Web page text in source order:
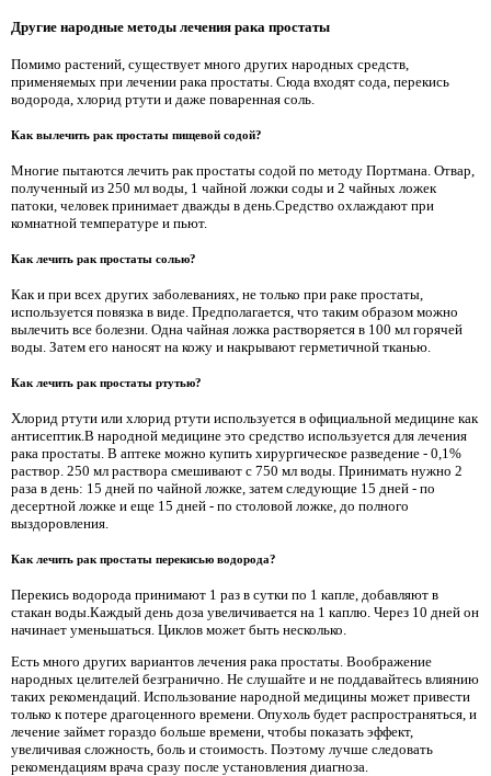
Другие народные методы лечения рака простаты
Помимо растений, существует много других народных средств,
применяемых при лечении рака простаты. Сюда входят сода, перекись
водорода, хлорид ртути и даже поваренная соль.
Как вылечить рак простаты пищевой содой?
Многие пытаются лечить рак простаты содой по методу Портмана. Отвар,
полученный из 250 мл воды, 1 чайной ложки соды и 2 чайных ложек
патоки, человек принимает дважды в день.Средство охлаждают при
комнатной температуре и пьют.
Как лечить рак простаты солью?
Как и при всех других заболеваниях, не только при раке простаты,
используется повязка в виде. Предполагается, что таким образом можно
вылечить все болезни. Одна чайная ложка растворяется в 100 мл горячей
воды. Затем его наносят на кожу и накрывают герметичной тканью.
Как лечить рак простаты ртутью?
Хлорид ртути или хлорид ртути используется в официальной медицине как
антисептик.В народной медицине это средство используется для лечения
рака простаты. В аптеке можно купить хирургическое разведение - 0,1%
раствор. 250 мл раствора смешивают с 750 мл воды. Принимать нужно 2
раза в день: 15 дней по чайной ложке, затем следующие 15 дней - по
десертной ложке и еще 15 дней - по столовой ложке, до полного
выздоровления.
Как лечить рак простаты перекисью водорода?
Перекись водорода принимают 1 раз в сутки по 1 капле, добавляют в
стакан воды.Каждый день доза увеличивается на 1 каплю. Через 10 дней он
начинает уменьшаться. Циклов может быть несколько.
Есть много других вариантов лечения рака простаты. Воображение
народных целителей безгранично. Не слушайте и не поддавайтесь влиянию
таких рекомендаций. Использование народной медицины может привести
только к потере драгоценного времени. Опухоль будет распространяться, и
лечение займет гораздо больше времени, чтобы показать эффект,
увеличивая сложность, боль и стоимость. Поэтому лучше следовать
рекомендациям врача сразу после установления диагноза.